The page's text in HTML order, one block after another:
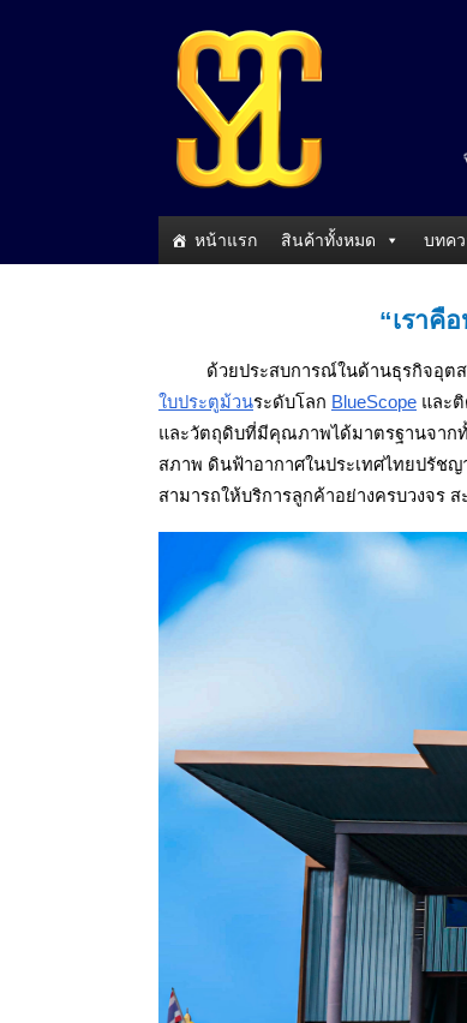
หน้าแรก สินค้าทั้งหมด บทค
“เราคื
ด้วยประสบการณ์ในด้านธุรกิจอุต
ใบประตูม้วนระดับโลก BlueScope และ
และวัตถุดิบที่มีคุณภาพได้มาตรฐานจาก
สภาพ ดินฟ้าอากาศในประเทศไทยปรัช
สามารถให้บริการลูกค้าอย่างครบวงจร